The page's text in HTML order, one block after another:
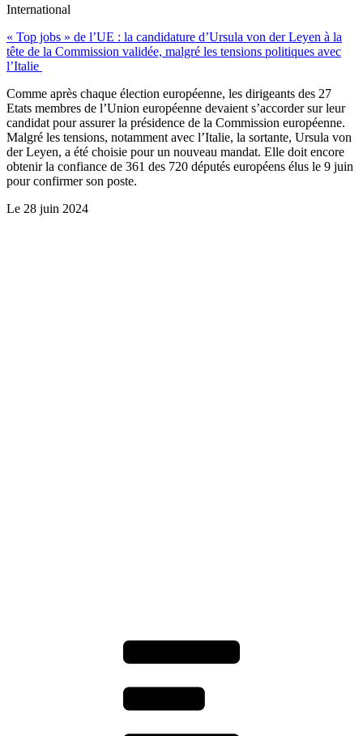
International
« Top jobs » de l’UE : la candidature d’Ursula von der Leyen à la
tête de la Commission validée, malgré les tensions politiques avec
l’Italie
Comme après chaque élection européenne, les dirigeants des 27
Etats membres de l’Union européenne devaient s’accorder sur leur
candidat pour assurer la présidence de la Commission européenne.
Malgré les tensions, notamment avec l’Italie, la sortante, Ursula von
der Leyen, a été choisie pour un nouveau mandat. Elle doit encore
obtenir la confiance de 361 des 720 députés européens élus le 9 juin
pour confirmer son poste.
Le 28 juin 2024